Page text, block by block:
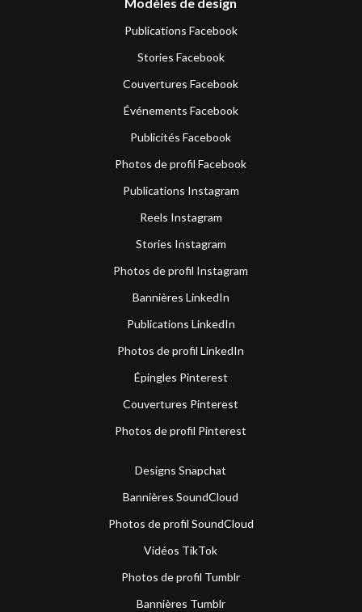
Publications Facebook
Stories Facebook
Couvertures Facebook
Événements Facebook
Publicités Facebook
Photos de profil Facebook
Publications Instagram
Reels Instagram
Stories Instagram
Photos de profil Instagram
Bannières LinkedIn
Publications LinkedIn
Photos de profil LinkedIn
Épingles Pinterest
Couvertures Pinterest
Photos de profil Pinterest
Designs Snapchat
Bannières SoundCloud
Photos de profil SoundCloud
Vidéos TikTok
Photos de profil Tumblr
Bannières Tumblr